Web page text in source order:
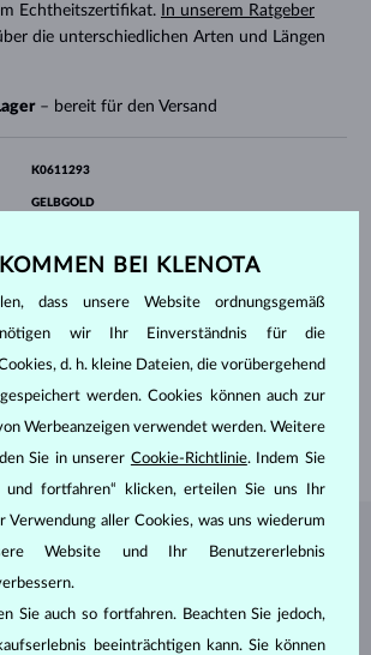
Echtheitszertifikat.
In unserem Ratgeber
die unterschiedlichen Arten und Längen
– bereit für den Versand
K0611293
GELBGOLD
DIAMANT LAB GROWN
HERKUNFT Labor
SCHLIFF
FARBEF
DURCHMESSER
6.3 mm
DEM KLENOTA ATELIER
BEI KLENOTA
dass unsere Website ordnungsgemäß
wir Ihr Einverständnis für die
d. h. kleine Dateien, die vorübergehend
werden. Cookies können auch zur
Werbeanzeigen verwendet werden. Weitere
Sie in unserer Cookie-Richtlinie. Indem Sie
und fortfahren“ klicken, erteilen Sie uns Ihr
Verwendung aller Cookies, was uns wiederum
Website und Ihr Benutzererlebnis
Sie auch so fortfahren. Beachten Sie jedoch,
beeinträchtigen kann. Sie können